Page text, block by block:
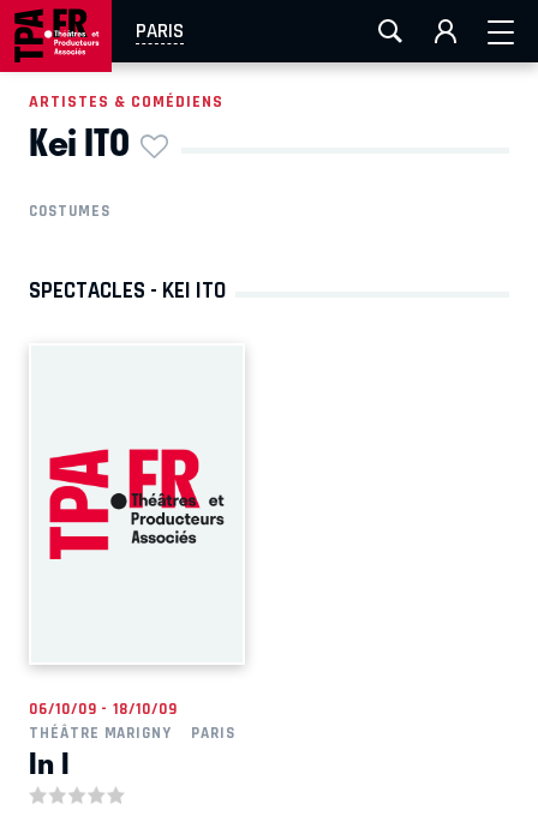
PARIS
AIX-MARSEILLE LA ROCHELLE
EN TOURNÉE
ARTISTES & COMÉDIENS
Kei ITO
COSTUMES
SPECTACLES - KEI ITO
06/10/09 - 18/10/09
THÉÂTRE MARIGNY
PARIS
In I